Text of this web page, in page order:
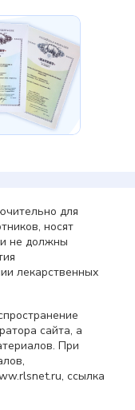
для
носят
не должны
лекарственных
сайта, а
При
ссылка